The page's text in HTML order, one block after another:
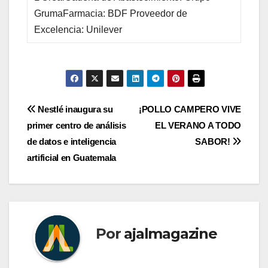
GrumaFarmacia: BDF Proveedor de
Excelencia: Unilever
Navegación
de
entradas
¡POLLO CAMPERO VIVE
EL VERANO A TODO
SABOR!
Nestlé inaugura su
primer centro de análisis
de datos e inteligencia
artificial en Guatemala
Por ajalmagazine